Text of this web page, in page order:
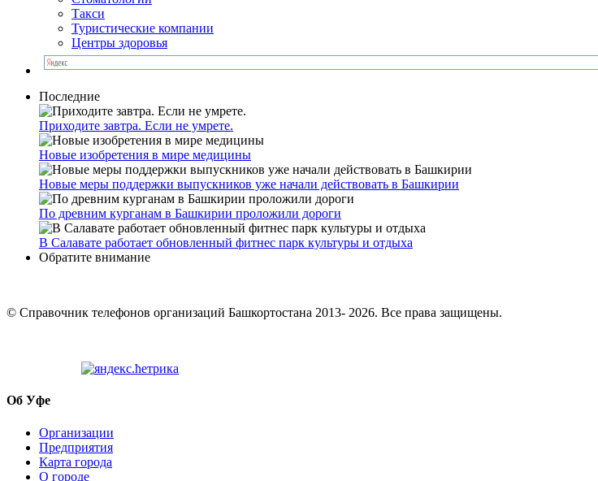
Такси
Туристические компании
Центры здоровья
Последние
Приходите завтра. Если не умрете.
Новые изобретения в мире медицины
Новые меры поддержки выпускников уже начали действовать в Башкирии
По древним курганам в Башкирии проложили дороги
В Салавате работает обновленный фитнес парк культуры и отдыха
Обратите внимание
© Cправочник телефонов организаций Башкортостана 2013- 2026. Все права защищены.
Об Уфе
Организации
Предприятия
Карта города
О городе